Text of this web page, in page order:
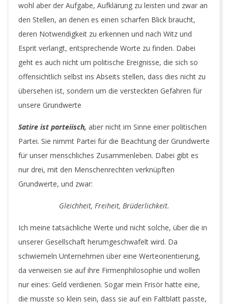
wohl aber der Aufgabe, Aufklärung zu leisten und zwar an
den Stellen, an denen es einen scharfen Blick braucht,
deren Notwendigkeit zu erkennen und nach Witz und
Esprit verlangt, entsprechende Worte zu finden. Dabei
geht es auch nicht um politische Ereignisse, die sich so
offensichtlich selbst ins Abseits stellen, dass dies nicht zu
übersehen ist, sondern um die versteckten Gefahren für
unsere Grundwerte
Satire ist parteiisch, aber nicht im Sinne einer politischen
Partei. Sie nimmt Partei für die Beachtung der Grundwerte
für unser menschliches Zusammenleben. Dabei gibt es
nur drei, mit den Menschenrechten verknüpften
Grundwerte, und zwar:
Gleichheit, Freiheit, Brüderlichkeit.
Ich meine tatsächliche Werte und nicht solche, über die in
unserer Gesellschaft herumgeschwafelt wird. Da
schwiemeln Unternehmen über eine Werteorientierung,
da verweisen sie auf ihre Firmenphilosophie und wollen
nur eines: Geld verdienen. Sogar mein Frisör hatte eine,
die musste so klein sein, dass sie auf ein Faltblatt passte,